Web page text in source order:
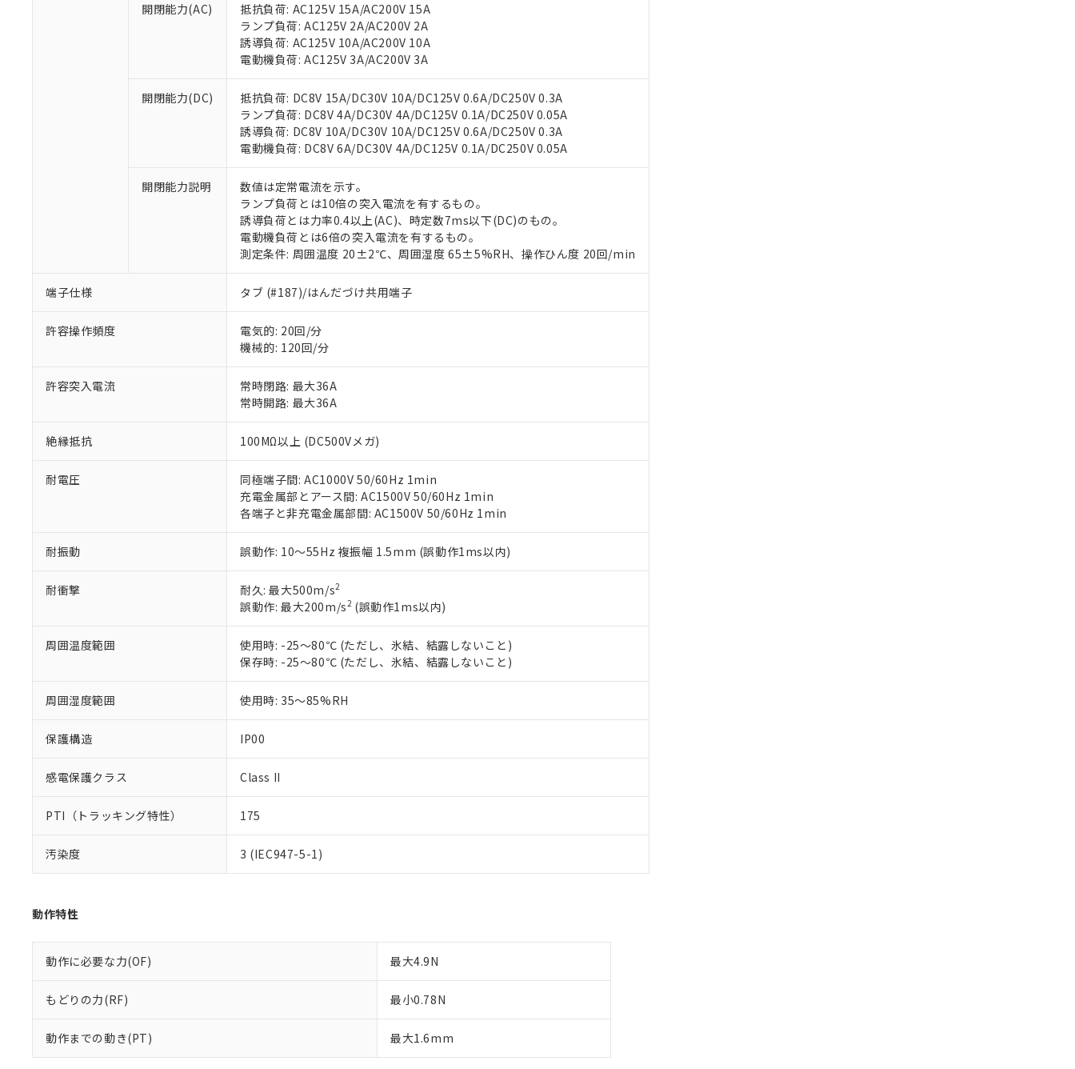
開閉能力(AC)
抵抗負荷: AC125V 15A/AC200V 15A
ランプ負荷: AC125V 2A/AC200V 2A
誘導負荷: AC125V 10A/AC200V 10A
電動機負荷: AC125V 3A/AC200V 3A
開閉能力(DC)
抵抗負荷: DC8V 15A/DC30V 10A/DC125V 0.6A/DC250V 0.3A
ランプ負荷: DC8V 4A/DC30V 4A/DC125V 0.1A/DC250V 0.05A
誘導負荷: DC8V 10A/DC30V 10A/DC125V 0.6A/DC250V 0.3A
電動機負荷: DC8V 6A/DC30V 4A/DC125V 0.1A/DC250V 0.05A
開閉能力説明
数値は定常電流を示す。
ランプ負荷とは10倍の突入電流を有するもの。
誘導負荷とは力率0.4以上(AC)、時定数7ms以下(DC)のもの。
電動機負荷とは6倍の突入電流を有するもの。
測定条件: 周囲温度 20±2℃、周囲湿度 65±5%RH、操作ひん度 20回/min
端子仕様 タブ (#187)/はんだづけ共用端子
許容操作頻度
電気的: 20回/分
機械的: 120回/分
許容突入電流
常時閉路: 最大36A
常時開路: 最大36A
絶縁抵抗 100MΩ以上 (DC500Vメガ)
耐電圧
同極端子間: AC1000V 50/60Hz 1min
充電金属部とアース間: AC1500V 50/60Hz 1min
各端子と非充電金属部間: AC1500V 50/60Hz 1min
耐振動 誤動作: 10～55Hz 複振幅 1.5mm (誤動作1ms以内)
耐衝撃 耐久: 最大500m/s2
誤動作: 最大200m/s2(誤動作1ms以内)
周囲温度範囲
使用時: -25～80℃ (ただし、氷結、結露しないこと)
保存時: -25～80℃ (ただし、氷結、結露しないこと)
周囲湿度範囲 使用時: 35～85%RH
保護構造 IP00
感電保護クラス Class II
PTI（トラッキング特性） 175
汚染度 3 (IEC947-5-1)
動作特性
動作に必要な力(OF) 最大4.9N
もどりの力(RF) 最小0.78N
動作までの動き(PT) 最大1.6mm
ご利用条件
以下の条件をお読みいただき、同意のうえご利用ください。
本サービスは、当社制御機器事業取扱商品の当社在庫状況および標準価格(税抜)を提供させていただ
くものです。
在庫状況および標準価格照会結果は、記載している更新日時点での社内データに基づき作成されるも
のであり、閲覧された時点での実際の在庫および標準価格とは異なる場合があることをご了承くださ
い。
正式な納期状況および標準価格はお客様のお取引先、またはお客様担当のオムロン制御機器販売店・
当社販売員にご相談ください。
オムロン制御機器販売店や当社販売拠点は「
在庫状況および標準価格結果を当社の事前の承諾なく第三者に漏洩または開示しないようお願いしま
す。
マイパーツ機能（部品リスト作成サービス）をご利用いただくには、I-Webメンバーズにご登録され
お客様が当ウェブサイト上で当社にご登録された部品リストについて、当社および当社の共同利用者
が、当社の製品・サービスに関するお客様との取引・商談に必要な範囲で利用することをご了承くだ
さい。
※当社の共同利用者とは、"個人情報の共同利用に関して"
いる法人を指します。
※1 対応状況
対応済み：EU RoHS指令（10物質）の非含有に対応した製品が提供可能な商品です。
対応予定：EU RoHS指令（10物質）の非含有に対応した製品に切り替える予定のある商品です。
対応予定なし：EU RoHS指令（10物質）の非含有に非対応の商品で、対応品を出す予定はありません。
調査・確認中：EU RoHS指令（10物質）の非含有の対応状況を調査中または確認中の商品です。
非該当品：ライセンス料など無形物で、有害物質有無と関係のない商品です。
仕入先様の事情により、非含有部品としていたものが、含有品と判明した場合などやむを得ず変更すること
*EU RoHS指令（10物質）：
鉛(Pb) 1000ppm以下、 水銀(Hg) 1000ppm以下、 カドミウム(Cd) 100ppm以下、
六価クロム(Cr(Ⅵ)) 1000ppm以下、ポリ臭化ビフェニル類(PBB) 1000ppm以下、ポリ臭化ジフェニルエーテル類(PBDE) 1000ppm以下、
ル（DBP） 1000ppm以下、フタル酸ジイソブチル (DIBP) 1000ppm以下
但し、RoHS指令で産業用監視および制御機器に対する適用除外項目は除く。
フタル酸エステル類の４物質については閾値を超える意図的な使用がないことを確認しています。
※2 対応予定月
部品在庫の切り替え状況などにより、予定月が前後することがあります。
※3 非含有証明書ダウンロード
下記の非含有証明書をダウンロードすることができます。
EU RoHS指令（10物質）の非含有証明書
51物質の非含有証明書（当社基準）
※本証明書は発行日時点で非含有を証明するもので、過去に遡って非含有を証明するものではありません。
また、RoHS指令のフタル酸エステル類４物質の対応では、対応完了までの期間は出荷製品に未対応品が
混在することから備考欄に対応日を記載しておりました。
※1 中国RoHS○×表
「×」：最大均質材料含有率が中国RoHSの基準値を超えていることを示します。
「－」：未確認です。当社販売部門へお問い合わせください。
*中国RoHS10物質の基準値 (GB/T26572)：
Pb(鉛) :1000ppm、 Hg(水銀) : 1000ppm、 Cd(カドミウム) : 100ppm、
Cr(Ⅵ)(六価クロム) : 1000ppm、 PBBs(ポリ臭化ビフェニル類) : 1000ppm、 PBDEs(ポリ臭化ジフェニルエーテル類) : 1000ppm、
DBP(フタル酸ジブチル) : 1000ppm、 DIBP(フタル酸ジイソブチル) : 1000ppm、 BBP(フタル酸ブチルベンジル) : 1000ppm、
※2 環境保護使用期限
「ｅ」：有害物質（10物質）のすべてが基準値以下であることを示します。
「10」：通常の使用状況下において有害物質が外部に漏えいし、環境に深刻な影響を及ぼさない年数を意
味します。
「－」：未確認です。当社販売部門へお問い合わせください。
当社は、これら貴社製品のうち、外国為替および外国貿易法に定める商品（以下｢規制貨物等」とい
う）を輸出または国外への提供する場合は、日本国政府の輸出許可(または役務取引許可)を取得する
当社は規制貨物を破棄する場合は、完全に破砕するなど、違法に輸出されないよう必要な手段を講じ
ます。
当社は貴社製品を、核兵器、ミサイル、化学兵器、生物兵器またはその他武器並びにこれらの製造装
置等に一切使用いたしません。
当社は、貴社製品を第三者に販売する場合は、上記1、2および3の内容を当該第三者に通知します。
また当社は、販売先および販売に係わる関係者が違法に輸出するおそれがある場合は、取り引きをい
たしません。
記
号
説明
○ 一定数以上の在庫あり
△ 一定数には満たないが在庫あり
－
在庫なし(最新の在庫状況については、お客様のお取引先、またはお客様担当のオムロン制御
機器販売店・当社販売員にご確認ください)
空
白
受注生産機種、また在庫状況の情報を公開していない機種